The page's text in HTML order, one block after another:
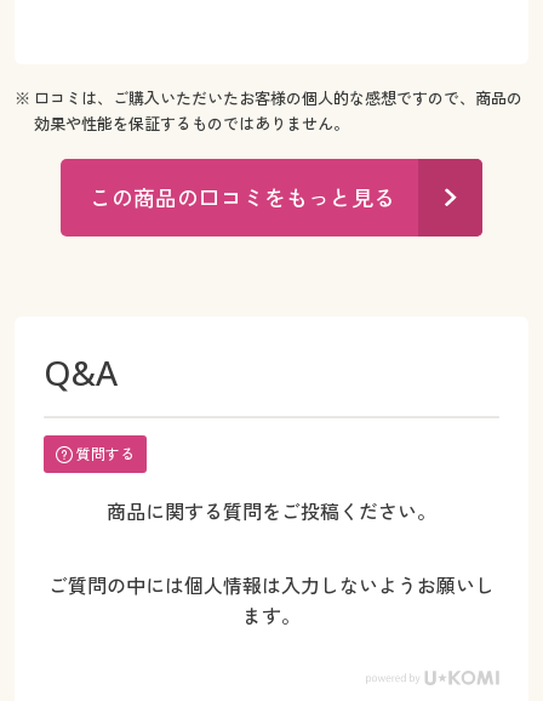
※ 口コミは、ご購入いただいたお客様の個人的な感想ですので、商品の
効果や性能を保証するものではありません。
この商品の口コミをもっと見る
Q&A
質問する
商品に関する質問をご投稿ください。
ご質問の中には個人情報は入力しないようお願いし
ます。